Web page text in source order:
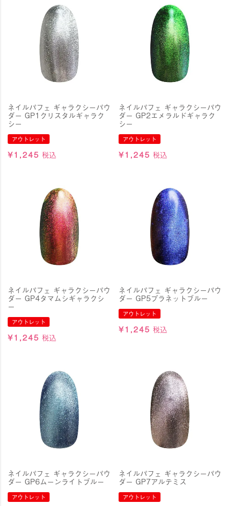
ネイルパフェ ギャラクシーパウ
ダー GP1クリスタルギャラク
シー
アウトレット
¥1,245 税込
ネイルパフェ ギャラクシーパウ
ダー GP2エメラルドギャラク
シー
アウトレット
¥1,245 税込
ネイルパフェ ギャラクシーパウ
ダー GP4タマムシギャラクシ
ー
アウトレット
¥1,245 税込
ネイルパフェ ギャラクシーパウ
ダー GP5プラネットブルー
アウトレット
¥1,245 税込
ネイルパフェ ギャラクシーパウ
ダー GP6ムーンライトブルー
アウトレット
ネイルパフェ ギャラクシーパウ
ダー GP7アルテミス
アウトレット